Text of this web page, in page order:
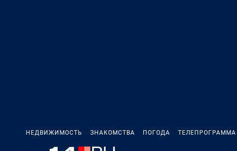
НЕДВИЖИМОСТЬ ЗНАКОМСТВА ПОГОДА ТЕЛЕПРОГРАММА